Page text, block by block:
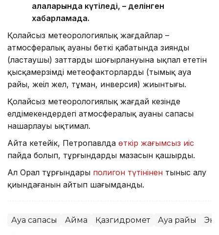
қалаларында күтіледі, – делінген
хабарламада.
Қолайсыз метеорологиялық жағдайлар –
атмосфералық ауаның беткі қабатында зиянды
(ластаушы) заттардың шоғырлануына ықпал ететін
қысқамерзімді метеофакторлардың (тымық ауа
райы, жеңіл жел, тұман, инверсия) жиынтығы.
Қолайсыз метеорологиялық жағдай кезінде
елдімекендердегі атмосфералық ауаның сапасы
нашарлауы ықтимал.
Айта кетейік, Петропавлда өткір жағымсыз иіс
пайда болып, тұрғындардың мазасын қашырды.
Ал Орал тұрғындары полигон түтінінен тыныс алу
қиындағанын айтып шағымданды.
Ауа сапасы Аймақ Қазгидромет Ауа райы